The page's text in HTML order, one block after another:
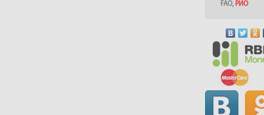
FAO, РИО